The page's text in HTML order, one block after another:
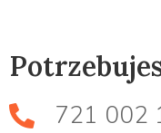
721 002